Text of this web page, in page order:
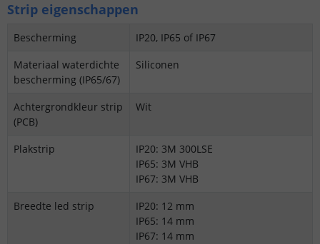
Strip eigenschappen
Bescherming
IP20, IP65 of IP67
Materiaal waterdichte
bescherming (IP65/67)
Siliconen
Achtergrondkleur strip
(PCB)
Wit
Plakstrip
IP20: 3M 300LSE
IP65: 3M VHB
IP67: 3M VHB
Breedte led strip
IP20: 12 mm
IP65: 14 mm
IP67: 14 mm